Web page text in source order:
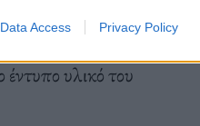
Data Access Privacy Policy
μπορεί να μείνει ώστε να
με πληροφορίες
υλικό του